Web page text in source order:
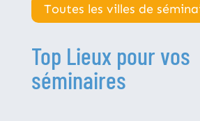
Toutes les villes de
Top Lieux pour vos
séminaires